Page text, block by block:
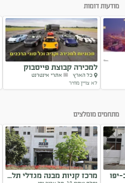
מודעות דומות
למכירה קבוצת פייסבוק
פעילה לפרסו
כל הארץ
אתרי אינטרנט
לא צויין מחיר
מתחמים מומלצים
יפו מרכז קניות מבנה מגדלי תל...